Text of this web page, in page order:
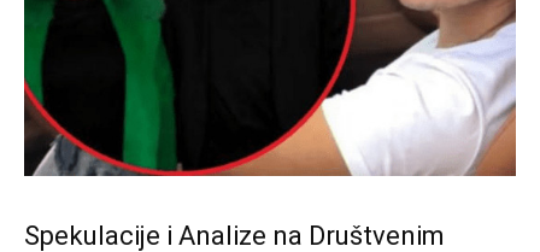
Spekulacije i Analize na Društvenim